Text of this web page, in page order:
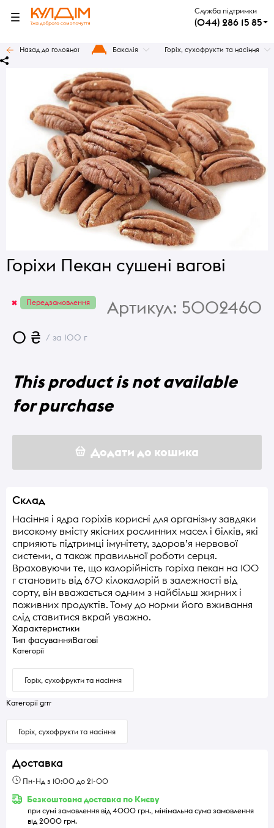
Служба підтримки
(044) 286 15 85
Назад до головної Бакалія Горіх, сухофрукти та насіння
Горіхи Пекан сушені вагові
Передзамовлення Артикул: 5002460
0 ₴ / за 100 г
This product is not available
for purchase
Додати до кошика
Склад
Насіння і ядра горіхів корисні для організму завдяки
високому вмісту якісних рослинних масел і білків, які
сприяють підтримці імунітету, здоров’я нервової
системи, а також правильної роботи серця.
Враховуючи те, що калорійність горіха пекан на 100
г становить від 670 кілокалорій в залежності від
сорту, він вважається одним з найбільш жирних і
поживних продуктів. Тому до норми його вживання
слід ставитися вкрай уважно.
Характеристики
Тип фасуванняВагові
Категорії
Горіх, сухофрукти та насіння
Категорії grrr
Горіх, сухофрукти та насіння
Доставка
Пн-Нд з 10:00 до 21-00
Безкоштовна доставка по Києву
при сумі замовлення від 4000 грн., мінімальна сума замовлення
від 2000 грн.